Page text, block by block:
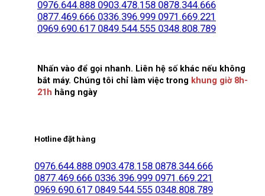
0976.644.888 0903.478.158 0878.344.666
0877.469.666 0336.396.999 0971.669.221
0969.690.617 0849.544.555 0348.808.789
Nhấn vào để gọi nhanh. Liên hệ số khác nếu không
bắt máy. Chúng tôi chỉ làm việc trong khung giờ 8h-
21h hằng ngày
Hotline đặt hàng
0976.644.888 0903.478.158 0878.344.666
0877.469.666 0336.396.999 0971.669.221
0969.690.617 0849.544.555 0348.808.789